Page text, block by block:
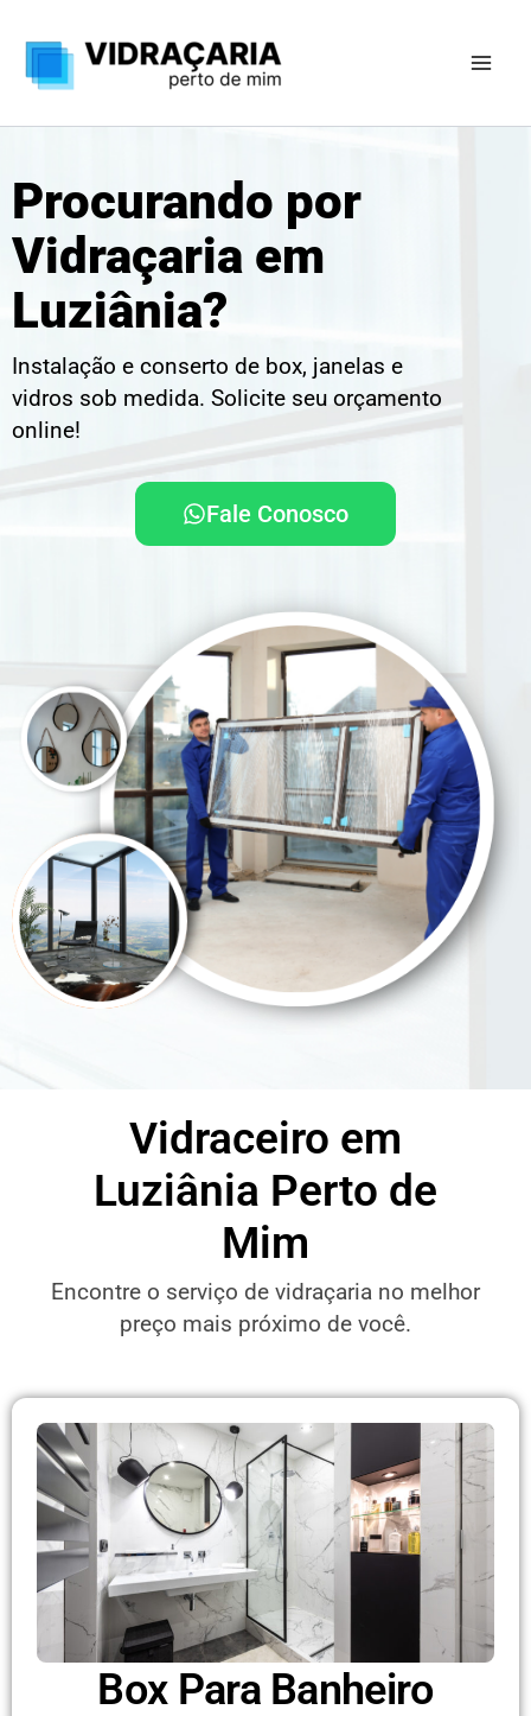
para
Procurando por
Vidraçaria em
Luziânia?
Instalação e conserto de box, janelas e
vidros sob medida. Solicite seu orçamento
online!
Fale Conosco
Vidraceiro em
Luziânia Perto de
Mim
Encontre o serviço de vidraçaria no melhor
preço mais próximo de você.
Box Para Banheiro